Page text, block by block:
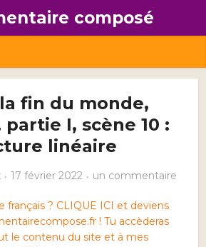
composé
fin du monde,
partie I, scène 10 :
linéaire
17 février 2022 un commentaire
français ? CLIQUE ICI et deviens
! Tu accèderas
le contenu du site et à mes